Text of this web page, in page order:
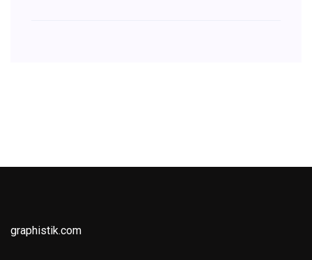
graphistik.com